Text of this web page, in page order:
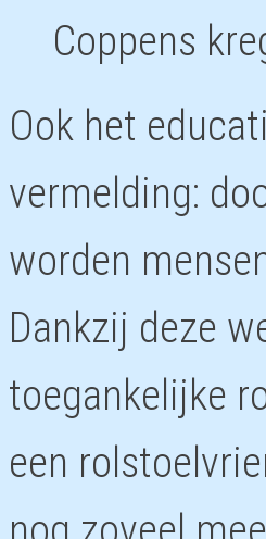
Coppens
Ook het
vermelding:
worden
Dankzij deze
toegankelijke
een